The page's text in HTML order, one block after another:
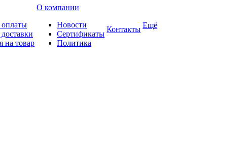
оплаты
на товар
О компании
Новости
Сертификаты
Политика
Контакты Ещё